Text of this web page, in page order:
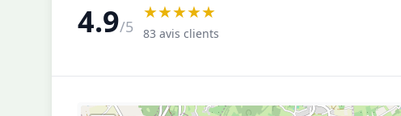
4.9/5
★★★★★
83 avis clients